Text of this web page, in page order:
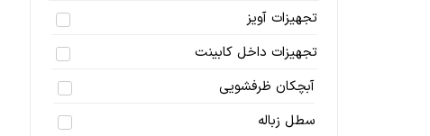
تجهیزات آویز
تجهیزات داخل کابینت
آبچکان ظرفشویی
سطل زباله